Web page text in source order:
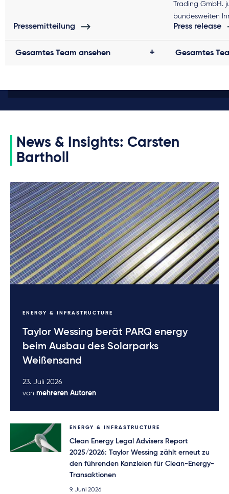
Pressemitteilung
Gesamtes Team ansehen
Trading GmbH.
bundesweiten
der
dieses
wird der Strom
der MVV
Press release
Gesamtes
News & Insights: Carsten
Bartholl
ENERGY & INFRASTRUCTURE
Taylor Wessing berät PARQ energy
beim Ausbau des Solarparks
Weißensand
23. Juli 2026
von mehreren Autoren
ENERGY & INFRASTRUCTURE
Clean Energy Legal Advisers Report
2025/2026: Taylor Wessing zählt erneut zu
den führenden Kanzleien für Clean-Energy-
Transaktionen
9. Juni 2026